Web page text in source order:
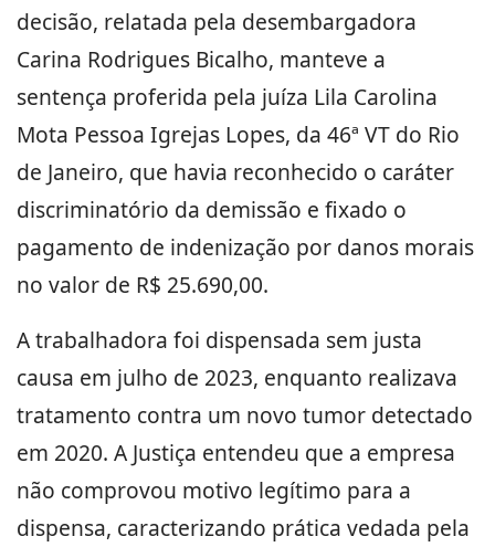
decisão, relatada pela desembargadora
Carina Rodrigues Bicalho, manteve a
sentença proferida pela juíza Lila Carolina
Mota Pessoa Igrejas Lopes, da 46ª VT do Rio
de Janeiro, que havia reconhecido o caráter
discriminatório da demissão e fixado o
pagamento de indenização por danos morais
no valor de R$ 25.690,00.
A trabalhadora foi dispensada sem justa
causa em julho de 2023, enquanto realizava
tratamento contra um novo tumor detectado
em 2020. A Justiça entendeu que a empresa
não comprovou motivo legítimo para a
dispensa, caracterizando prática vedada pela